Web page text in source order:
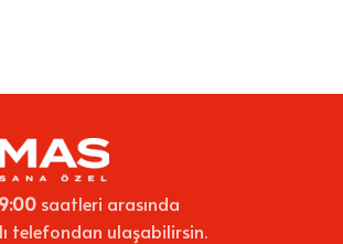
saatleri arasında
telefondan ulaşabilirsin.